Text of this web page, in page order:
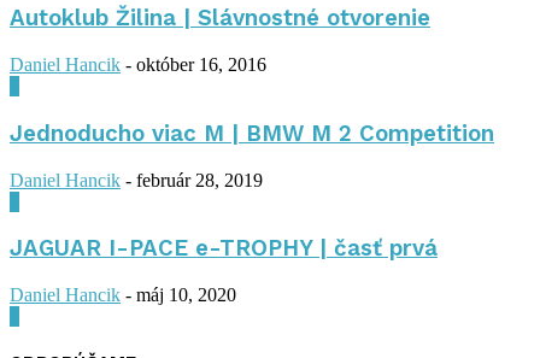
Autoklub Žilina | Slávnostné otvorenie
Daniel Hancik - október 16, 2016
Jednoducho viac M | BMW M 2 Competition
Daniel Hancik - február 28, 2019
JAGUAR I-PACE e-TROPHY | časť prvá
Daniel Hancik - máj 10, 2020